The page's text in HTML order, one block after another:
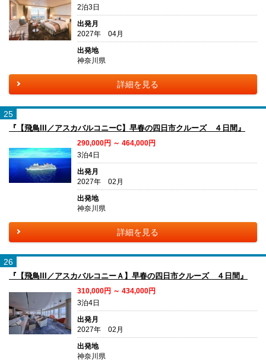
2泊3日
出発月
2027年 04月
出発地
神奈川県
詳細を見る
25
『【飛鳥III／アスカバルコニーC】早春の四日市クルーズ ４日間』
290,000円 ～ 464,000円
3泊4日
出発月
2027年 02月
出発地
神奈川県
詳細を見る
26
『【飛鳥III／アスカバルコニーＡ】早春の四日市クルーズ ４日間』
310,000円 ～ 434,000円
3泊4日
出発月
2027年 02月
出発地
神奈川県